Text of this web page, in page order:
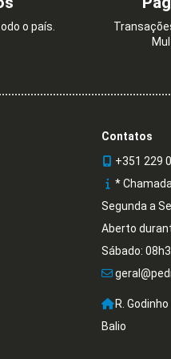
o país.
Contatos
+351 229
*
Segunda a
Aberto
Sábado:
R.
Balio